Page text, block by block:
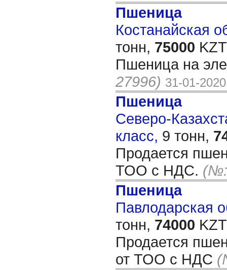
Пшеница
Костанайская
тонн, 75000
Пшеница на
27996) 31-01-2020
Пшеница
Северо-
класс, 9 тонн,
Продается
ТОО с НДС. (№:
Пшеница
Павлодарская
тонн, 74000
Продается
от ТОО с НДС